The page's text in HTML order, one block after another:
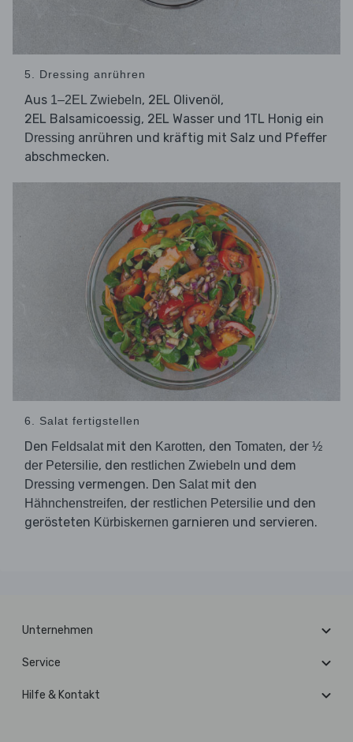
5. Dressing anrühren
Aus 1–2EL Zwiebeln, 2EL Olivenöl,
2EL Balsamicoessig, 2EL Wasser und 1TL Honig ein
Dressing anrühren und kräftig mit Salz und Pfeffer
abschmecken.
6. Salat fertigstellen
Den Feldsalatmit den Karotten, den Tomaten, der ½
der Petersilie, den restlichen Zwiebeln und dem
Dressing vermengen. Den Salatmit den
Hähnchenstreifen, der restlichen Petersilie und den
gerösteten Kürbiskernen garnieren und servieren.
Unternehmen
Service
Hilfe & Kontakt